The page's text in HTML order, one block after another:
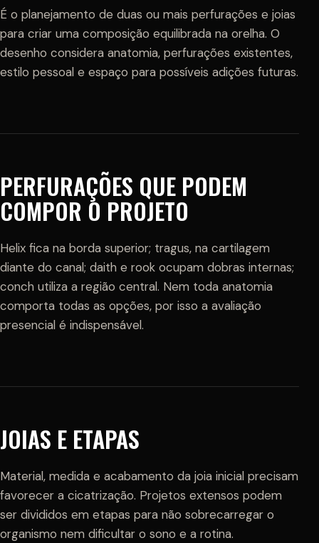
É o planejamento de duas ou mais perfurações e joias
para criar uma composição equilibrada na orelha. O
desenho considera anatomia, perfurações existentes,
estilo pessoal e espaço para possíveis adições futuras.
PERFURAÇÕES QUE PODEM
COMPOR O PROJETO
Helix fica na borda superior; tragus, na cartilagem
diante do canal; daith e rook ocupam dobras internas;
conch utiliza a região central. Nem toda anatomia
comporta todas as opções, por isso a avaliação
presencial é indispensável.
JOIAS E ETAPAS
Material, medida e acabamento da joia inicial precisam
favorecer a cicatrização. Projetos extensos podem
ser divididos em etapas para não sobrecarregar o
organismo nem dificultar o sono e a rotina.